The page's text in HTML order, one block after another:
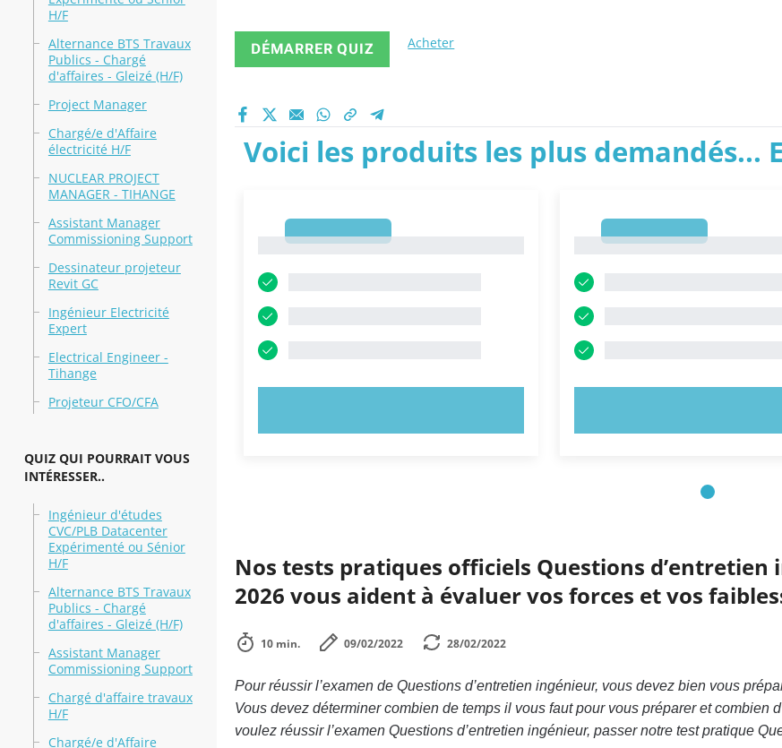
H/F
Alternance BTS Travaux
Publics - Chargé
d'affaires - Gleizé (H/F)
Project Manager
Chargé/e d'Affaire
électricité H/F
NUCLEAR PROJECT
MANAGER - TIHANGE
Assistant Manager
Commissioning Support
Dessinateur projeteur
Revit GC
Ingénieur Electricité
Expert
Electrical Engineer -
Tihange
Projeteur CFO/CFA
QUIZ QUI POURRAIT VOUS
INTÉRESSER..
Ingénieur d'études
CVC/PLB Datacenter
Expérimenté ou Sénior
H/F
Alternance BTS Travaux
Publics - Chargé
d'affaires - Gleizé (H/F)
Assistant Manager
Commissioning Support
Chargé d'affaire travaux
H/F
Chargé/e d'Affaire
DÉMARRER QUIZ Acheter
Voici les produits les plus demandés...
Nos tests pratiques officiels Questions
2026 vous aident à évaluer vos forces et vos
10 min. 09/02/2022 28/02/2022
Pour réussir l’examen de Questions d’entretien ingénieur, vous devez bien vous
Vous devez déterminer combien de temps il vous faut pour vous préparer et combien
voulez réussir l’examen Questions d’entretien ingénieur, passer notre test pratique